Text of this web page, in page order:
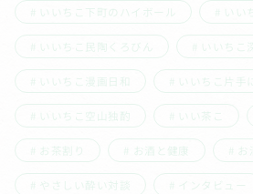
いいちこ下町のハイボール い
いいちこ民陶くろびん いいちこ
いいちこ漫画日和 いいちこ片手
いいちこ空山独酌 いい茶こ
お茶割り お酒と健康
やさしい酔い対談 インタビュー